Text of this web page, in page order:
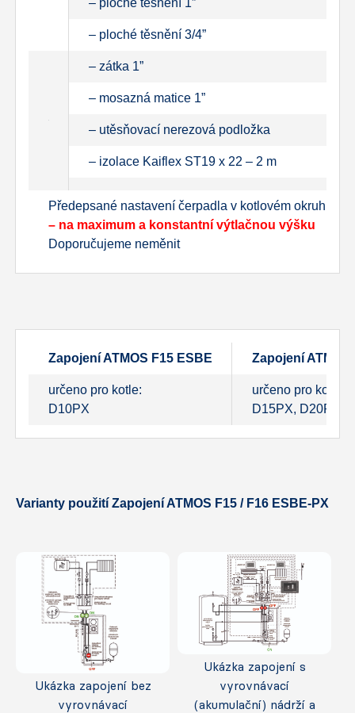
– ploché těsnění 1”
– ploché těsnění 3/4”
– zátka 1”
– mosazná matice 1”
– utěsňovací nerezová podložka
– izolace Kaiflex ST19 x 22 – 2 m
Předepsané nastavení čerpadla v kotlovém okruhu
– na maximum a konstantní výtlačnou výšku
Doporučujeme neměnit
Zapojení ATMOS F15 ESBE Zapojení
určeno pro kotle:
D10PX
určeno pro kotle:
D15PX, D20PX,
Varianty použití Zapojení ATMOS F15 / F16 ESBE-PX
Ukázka zapojení bez
vyrovnávací
Ukázka zapojení s
vyrovnávací
(akumulační) nádrží a